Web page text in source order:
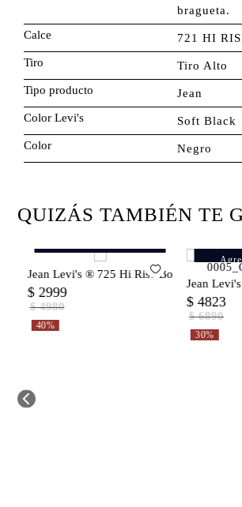
bragueta.
Calce
721 HI
Tiro
Tiro Alto
Tipo producto
Jean
Color Levi's
Soft Black
Color
Negro
QUIZÁS TAMBIÉN TE
Agregar al carrito
Jean Levi's ® 725 Hi Rise Bootcut para
$ 2999
$ 4980
40%
Jean
$ 4823
$ 6890
30%